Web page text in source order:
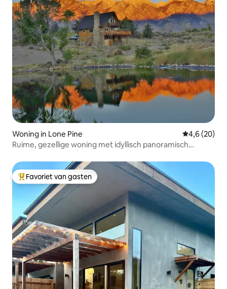
Woning in Lone Pine Gemiddelde
4,6 (20)
Ruime, gezellige woning met idyllisch panoramisch
Topfavoriet van gasten
Favoriet van gasten